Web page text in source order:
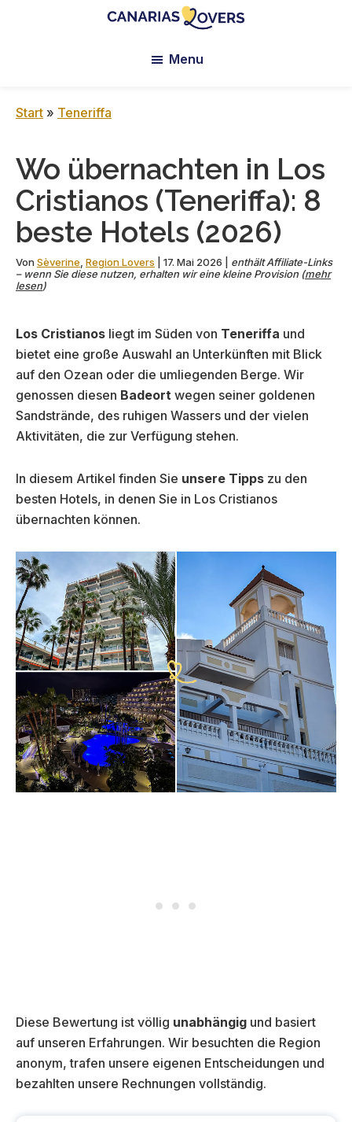
Lovers:
Gran
Canaria
Claire
Menu
Start » Teneriffa
Wo übernachten in Los
Cristianos (Teneriffa): 8
beste Hotels (2026)
Von Sèverine Region Lovers 17. Mai 2026
enthält Affiliate-Links
– wenn Sie diese nutzen, erhalten wir eine kleine Provision (mehr
lesen)
Los Cristianos liegt im Süden von Teneriffa und
bietet eine große Auswahl an Unterkünften mit Blick
auf den Ozean oder die umliegenden Berge. Wir
genossen diesen Badeort wegen seiner goldenen
Sandstrände, des ruhigen Wassers und der vielen
Aktivitäten, die zur Verfügung stehen.
In diesem Artikel finden Sie unsere Tipps zu den
besten Hotels, in denen Sie in Los Cristianos
übernachten können.
Diese Bewertung ist völlig unabhängig und basiert
auf unseren Erfahrungen. Wir besuchten die Region
anonym, trafen unsere eigenen Entscheidungen und
bezahlten unsere Rechnungen vollständig.